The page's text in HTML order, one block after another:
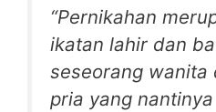
“Pernikahan
ikatan lahir dan
seseorang wanita
pria yang